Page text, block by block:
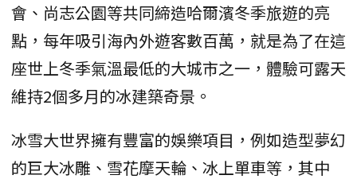
會、尚志公園等共同締造哈爾濱冬季旅遊的亮
點，每年吸引海內外遊客數百萬，就是為了在這
座世上冬季氣溫最低的大城市之一，體驗可露天
維持2個多月的冰建築奇景。
冰雪大世界擁有豐富的娛樂項目，例如造型夢幻
的巨大冰雕、雪花摩天輪、冰上單車等，其中